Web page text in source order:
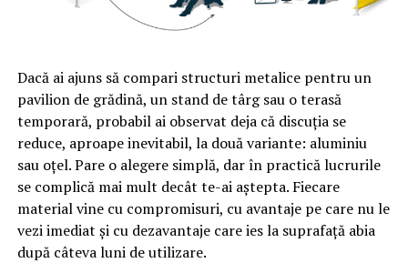
Dacă ai ajuns să compari structuri metalice pentru un
pavilion de grădină, un stand de târg sau o terasă
temporară, probabil ai observat deja că discuția se
reduce, aproape inevitabil, la două variante: aluminiu
sau oțel. Pare o alegere simplă, dar în practică lucrurile
se complică mai mult decât te-ai aștepta. Fiecare
material vine cu compromisuri, cu avantaje pe care nu le
vezi imediat și cu dezavantaje care ies la suprafață abia
după câteva luni de utilizare.